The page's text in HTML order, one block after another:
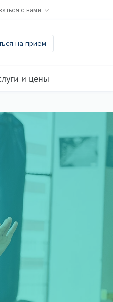
с нами
на прием
и цены